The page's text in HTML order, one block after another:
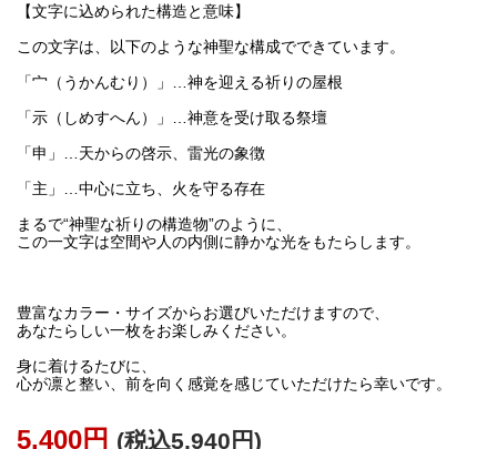
【文字に込められた構造と意味】
この文字は、以下のような神聖な構成でできています。
「宀（うかんむり）」…神を迎える祈りの屋根
「示（しめすへん）」…神意を受け取る祭壇
「申」…天からの啓示、雷光の象徴
「主」…中心に立ち、火を守る存在
まるで“神聖な祈りの構造物”のように、
この一文字は空間や人の内側に静かな光をもたらします。
豊富なカラー・サイズからお選びいただけますので、
あなたらしい一枚をお楽しみください。
身に着けるたびに、
心が凛と整い、前を向く感覚を感じていただけたら幸いです。
5,400円 (税込5,940円)